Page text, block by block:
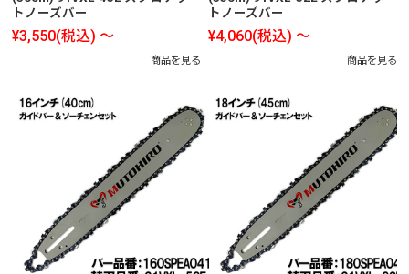
トノーズバー
¥3,550(税込) ～
商品を見る
トノーズバー
¥4,060(税込) ～
商品を見る